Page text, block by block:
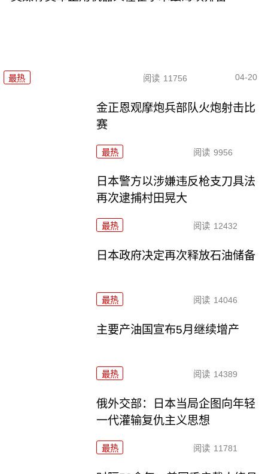
最热 阅读 11756 04-20
金正恩观摩炮兵部队火炮射击比
赛
最热 阅读 9956
日本警方以涉嫌违反枪支刀具法
再次逮捕村田晃大
最热 阅读 12432
日本政府决定再次释放石油储备
最热 阅读 14046
主要产油国宣布5月继续增产
最热 阅读 14389
俄外交部：日本当局企图向年轻
一代灌输复仇主义思想
最热 阅读 11781